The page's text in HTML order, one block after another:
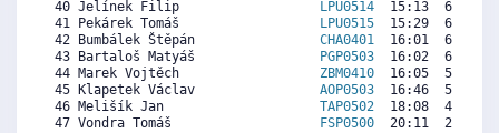
40 Jelínek Filip
LPU0514
15:13  6627
41 Pekárek Tomáš
LPU0515
15:29  6422
42 Bumbálek Štěpán CHA0401
16:01  6012
43 Bartaloš Matyáš
PGP0503
16:02  6000
44 Marek Vojtěch ZBM0410
16:05  5961
45 Klapetek Václav AOP0503
16:46  5436
46 Melišík Jan TAP0502
18:08  4387
47 Vondra Tomáš
FSP0500
20:11  2812